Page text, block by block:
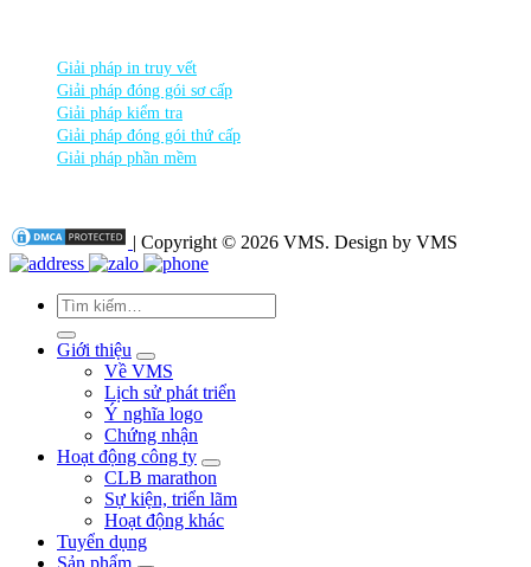
Giải pháp in truy vết
Giải pháp đóng gói sơ cấp
Giải pháp kiểm tra
Giải pháp đóng gói thứ cấp
Giải pháp phần mềm
| Copyright © 2026 VMS. Design by VMS
Tìm
kiếm:
Giới thiệu
Về VMS
Lịch sử phát triển
Ý nghĩa logo
Chứng nhận
Hoạt động công ty
CLB marathon
Sự kiện, triển lãm
Hoạt động khác
Tuyển dụng